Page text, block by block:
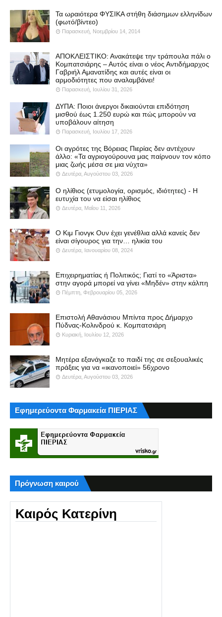
Τα ωραιότερα ΦΥΣΙΚΑ στήθη διάσημων ελληνίδων
(φωτό/βίντεο)
Παρασκευή, Νοεμβρίου 14, 2014
ΑΠΟΚΛΕΙΣΤΙΚΟ: Ανακάτεψε την τράπουλα πάλι ο
Κομπατσιάρης – Αυτός είναι ο νέος Αντιδήμαρχος
Γαβριήλ Αμανατίδης και αυτές είναι οι
αρμοδιότητες που αναλαμβάνει!
Παρασκευή, Ιουλίου 31, 2026
ΔΥΠΑ: Ποιοι άνεργοι δικαιούνται επιδότηση
μισθού έως 1.250 ευρώ και πώς μπορούν να
υποβάλουν αίτηση
Παρασκευή, Ιουλίου 17, 2026
Οι αγρότες της Βόρειας Πιερίας δεν αντέχουν
άλλο: «Τα αγριογούρουνα μας παίρνουν τον κόπο
μιας ζωής μέσα σε μια νύχτα»
Δευτέρα, Αυγούστου 03, 2026
Ο ηλίθιος (ετυμολογία, ορισμός, ιδιότητες) - Η
ευτυχία του να είσαι ηλίθιος
Δευτέρα, Μαΐου 11, 2026
Ο Κιμ Γιονγκ Ουν έχει γενέθλια αλλά κανείς δεν
είναι σίγουρος για την… ηλικία του
Δευτέρα, Ιανουαρίου 08, 2024
Επιχειρηματίας ή Πολιτικός; Γιατί το «Άριστα»
στην αγορά μπορεί να γίνει «Μηδέν» στην κάλπη
Πέμπτη, Φεβρουαρίου 05, 2026
Επιστολή Αθανάσιου Μπίντα προς Δήμαρχο
Πύδνας-Κολινδρού κ. Κομπατσιάρη
Κυριακή, Ιουλίου 12, 2026
Μητέρα εξανάγκαζε το παιδί της σε σεξουαλικές
πράξεις για να «ικανοποιεί» 56χρονο
Δευτέρα, Αυγούστου 03, 2026
Εφημερεύοντα Φαρμακεία ΠΙΕΡΙΑΣ
Πρόγνωση καιρού
Καιρός Κατερίνη